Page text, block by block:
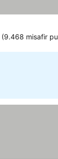
(9.468 misafir